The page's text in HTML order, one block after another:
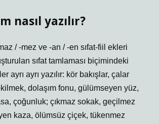
nasıl yazılır?
/ -mez ve -an / -en sıfat-fiil ekleri
sıfat tamlaması biçimindeki
ayrı ayrı yazılır: kör bakışlar, çalar
dolaşım fonu, gülümseyen yüz,
çoğunluk; çıkmaz sokak, geçilmez
kaza, ölümsüz çiçek, tükenmez